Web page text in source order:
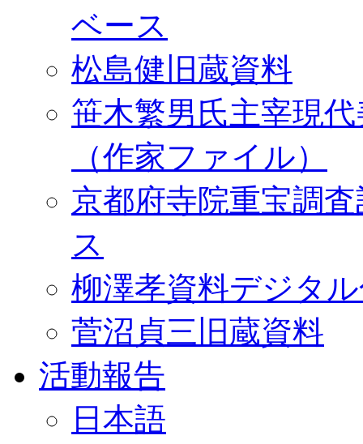
ベース
松島健旧蔵資料
笹木繁男氏主宰現
（作家ファイル）
京都府寺院重宝調
ス
柳澤孝資料デジタ
菅沼貞三旧蔵資料
活動報告
日本語